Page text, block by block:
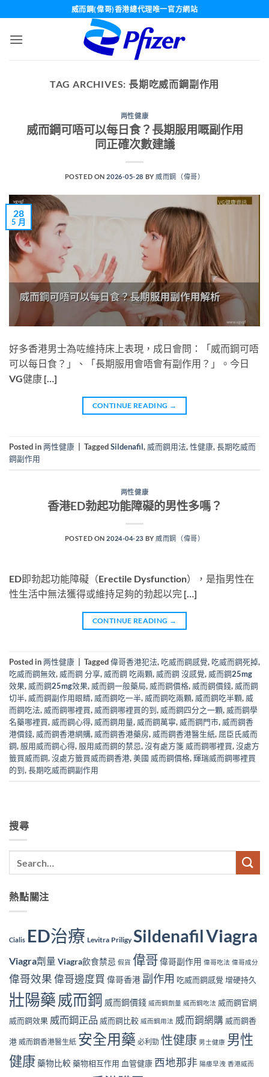
content
威而鋼(偉哥)香港總代理唯一官方網站
TAG ARCHIVES: 長期吃威而鋼副作用
两性健康
威而鋼可唔可以每日食？長期服用嘅副作用
同正確次數建議
POSTED ON2026-05-28 BY 威而鋼（偉哥）
28
5 月
好多香港男士為咗維持床上表現，成日會問：「威而鋼可唔
可以每日食？」、「長期服用會唔會有副作用？」。今日
VG健康 […]
CONTINUE READING →
Posted in两性健康 TaggedSildenafil, 威而鋼用法,性健康,長期吃威而
鋼副作用
两性健康
香港ED勃起功能障礙的男性多嗎？
POSTED ON2024-04-23 BY 威而鋼（偉哥）
ED即勃起功能障礙（Erectile Dysfunction），是指男性在
性生活中無法獲得或維持足夠的勃起以完 […]
CONTINUE READING →
Posted in两性健康 Tagged偉哥香港犯法, 吃威而鋼感覺, 吃威而鋼死掉,
吃威而鋼無效, 威而鋼 分享, 威而鋼 吃兩顆, 威而鋼 沒感覺, 威而鋼25mg
效果, 威而鋼25mg效果, 威而鋼一般藥局, 威而鋼價格, 威而鋼價錢, 威而鋼
切半, 威而鋼副作用眼睛, 威而鋼吃一半, 威而鋼吃兩顆, 威而鋼吃半顆, 威
而鋼吃法, 威而鋼哪裡買, 威而鋼哪裡買的到, 威而鋼四分之一顆, 威而鋼學
名藥哪裡買, 威而鋼心得, 威而鋼用量, 威而鋼萬寧, 威而鋼門市, 威而鋼香
港價錢, 威而鋼香港網購, 威而鋼香港藥房, 威而鋼香港醫生紙, 屈臣氏威而
鋼, 服用威而鋼心得, 服用威而鋼的禁忌,沒有處方箋 威而鋼哪裡買,沒處方
籤買威而鋼,沒處方籤買威而鋼香港,美國 威而鋼價格,輝瑞威而鋼哪裡買
的到,長期吃威而鋼副作用
搜尋
熱點關注
Cialis ED治療 Levitra Priligy SildenafilViagra
Viagra劑量 Viagra飲食禁忌 假貨 偉哥偉哥副作用 偉哥吃法 偉哥成分
偉哥效果偉哥邊度買 偉哥香港 副作用 吃威而鋼感覺 增硬持久
壯陽藥 威而鋼 威而鋼價錢 威而鋼劑量 威而鋼吃法 威而鋼官網
威而鋼效果 威而鋼正品 威而鋼比較 威而鋼用法 威而鋼網購 威而鋼香
港 威而鋼香港醫生紙 安全用藥 必利勁 性健康 男士健康 男性
健康藥物比較藥物相互作用 血管健康 西地那非 陽痿早洩 香港威而